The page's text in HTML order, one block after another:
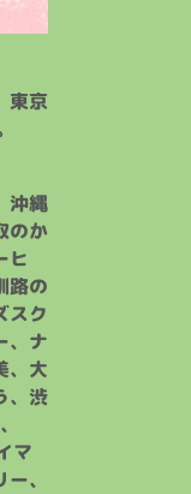
東京
沖縄
のか
ヒ
路の
スク
、ナ
、大
、渋
マ
、